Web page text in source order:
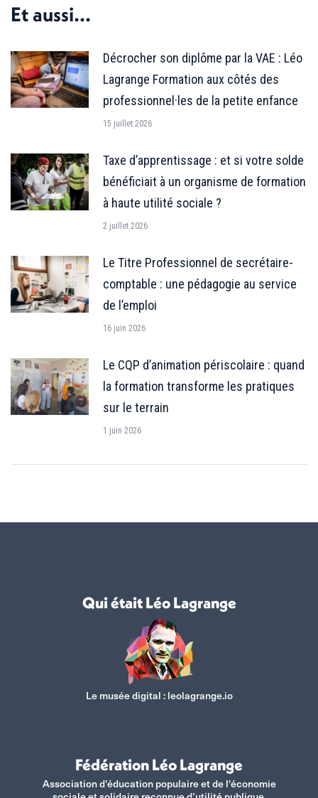
Et aussi...
Décrocher son diplôme par la VAE : Léo
Lagrange Formation aux côtés des
professionnel·les de la petite enfance
15 juillet 2026
Taxe d’apprentissage : et si votre solde
bénéficiait à un organisme de formation
à haute utilité sociale ?
2 juillet 2026
Le Titre Professionnel de secrétaire-
comptable : une pédagogie au service
de l’emploi
16 juin 2026
Le CQP d’animation périscolaire : quand
la formation transforme les pratiques
sur le terrain
1 juin 2026
Qui était Léo Lagrange
Le musée digital : leolagrange.io
Fédération Léo Lagrange
Association d'éducation populaire et de l'économie